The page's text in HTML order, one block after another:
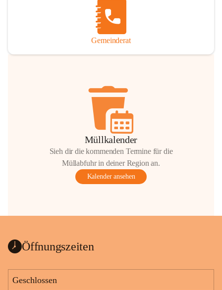
Gemeinderat
Müllkalender
Sieh dir die kommenden Termine für die
Müllabfuhr in deiner Region an.
Kalender ansehen
Öffnungszeiten
Geschlossen